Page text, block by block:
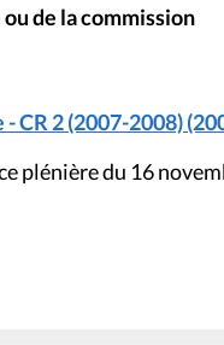
de la commission
CR 2 (2007-2008)
plénière du 16